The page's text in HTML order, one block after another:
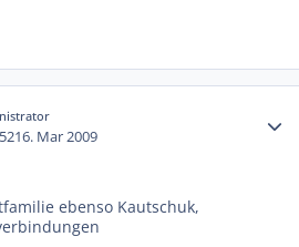
16. Mar 2009
ebenso Kautschuk,